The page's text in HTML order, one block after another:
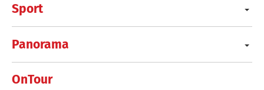
Sport
Panorama
OnTour